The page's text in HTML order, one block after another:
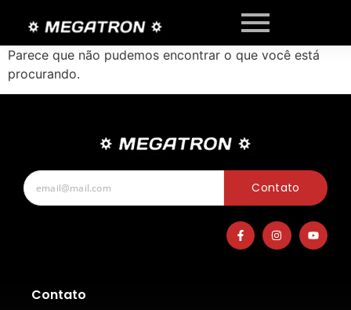
Parece que não pudemos encontrar o que você está
procurando.
Contato
Contato